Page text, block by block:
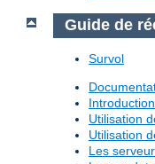
Guide de
Survol
Utilisation
Utilisation
Les